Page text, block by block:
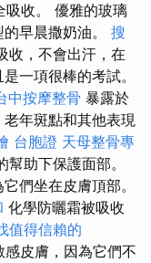
吸收。 優雅的玻璃
早晨撒奶油。 搜
收，不會出汗，在
一項很棒的考試。
中按摩整骨 暴露於
年斑點和其他表現
台胞證 天母整骨專
助下保護面部。
們坐在皮膚頂部。
化學防曬霜被吸收
值得信賴的
皮膚，因為它們不